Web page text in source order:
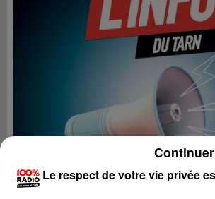
Le respect de votre vie privée